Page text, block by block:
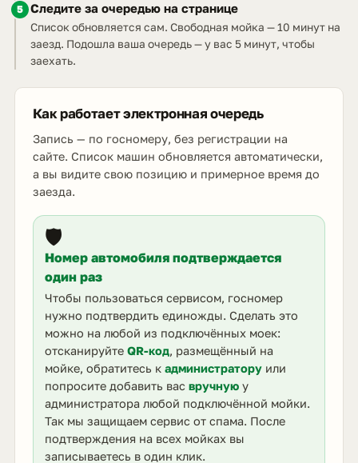
5 Следите за очередью на странице
Список обновляется сам. Свободная мойка — 10 минут на
заезд. Подошла ваша очередь — у вас 5 минут, чтобы
заехать.
Как работает электронная очередь
Запись — по госномеру, без регистрации на
сайте. Список машин обновляется автоматически,
а вы видите свою позицию и примерное время до
заезда.
🛡️
Номер автомобиля подтверждается
один раз
Чтобы пользоваться сервисом, госномер
нужно подтвердить единожды. Сделать это
можно на любой из подключённых моек:
отсканируйте QR-код, размещённый на
мойке, обратитесь к администраторуили
попросите добавить вас вручнуюу
администратора любой подключённой мойки.
Так мы защищаем сервис от спама. После
подтверждения на всех мойках вы
записываетесь в один клик.